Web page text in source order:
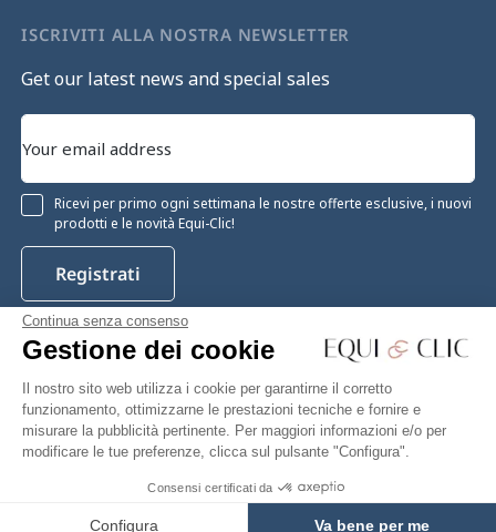
Continua senza consenso
Gestione dei cookie
Il nostro sito web utilizza i cookie per garantirne il corretto
funzionamento, ottimizzarne le prestazioni tecniche e fornire e
misurare la pubblicità pertinente. Per maggiori informazioni e/o per
modificare le tue preferenze, clicca sul pulsante "Configura".
Consensi certificati da
Configura Va bene per me
Add to cart
ISCRIVITI ALLA NOSTRA NEWSLETTER
Get our latest news and special sales
Ricevi per primo ogni settimana le nostre offerte esclusive, i nuovi
prodotti e le novità Equi-Clic!
Registrati
Facebook Twitter
YouTube
Pinterest
Instagram
Equiclic © 2026
Gestione dei cookie